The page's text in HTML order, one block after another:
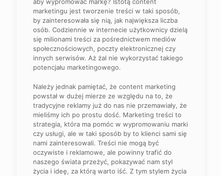
marketingu jest tworzenie treści w taki sposób,
by zainteresowała się nią, jak największa liczba
osób. Codziennie w internecie użytkownicy dzielą
się milionami treści za pośrednictwem mediów
społecznościowych, poczty elektronicznej czy
innych serwisów. Aż żal nie wykorzystać takiego
potencjału marketingowego.
Należy jednak pamiętać, że content marketing
powstał w dużej mierze ze względu na to, że
tradycyjne reklamy już do nas nie przemawiały, że
mieliśmy ich po prostu dość. Marketing treści to
strategia, która ma pomóc w wypromowaniu marki
czy usługi, ale w taki sposób by to klienci sami się
nami zainteresowali. Treści nie mogą być
oczywiste i reklamowe, ale powinny trafić do
naszego świata przeżyć, pokazywać nam styl
życia i ideę, za którą warto iść. Z tym stylem życia